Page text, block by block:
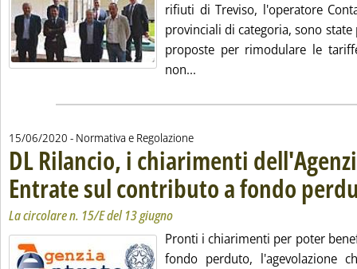
rifiuti di Treviso, l'operatore
provinciali di categoria, sono state
proposte per rimodulare le
non...
15/06/2020 - Normativa e Regolazione
DL Rilancio, i chiarimenti
Entrate sul contributo a fondo
La circolare n. 15/E del 13 giugno
Pronti i chiarimenti per poter
fondo perduto, l'agevolazione